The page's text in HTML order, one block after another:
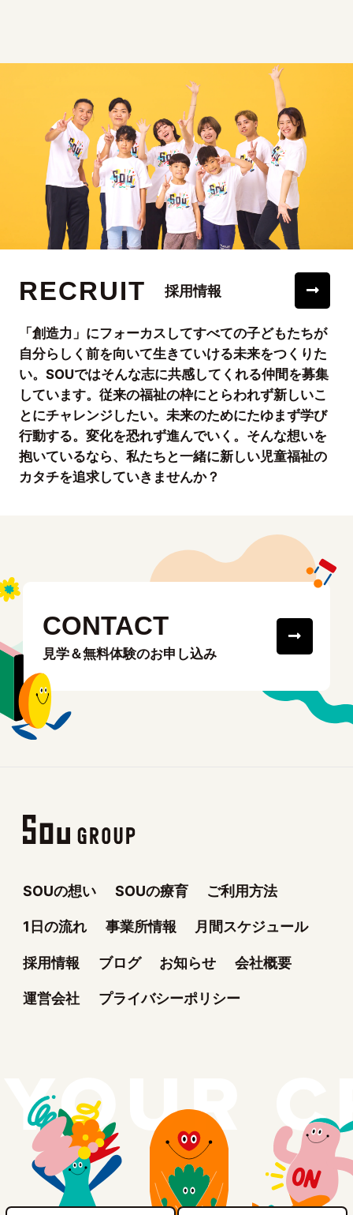
RECRUIT 採用情報
「創造力」にフォーカスしてすべての子どもたちが
自分らしく前を向いて生きていける未来をつくりた
い。SOUではそんな志に共感してくれる仲間を募集
しています。従来の福祉の枠にとらわれず新しいこ
とにチャレンジしたい。未来のためにたゆまず学び
行動する。変化を恐れず進んでいく。そんな想いを
抱いているなら、私たちと一緒に新しい児童福祉の
カタチを追求していきませんか？
CONTACT
見学＆無料体験のお申し込み
SOUの想い SOUの療育 ご利用方法
1日の流れ 事業所情報 月間スケジュール
採用情報 ブログ お知らせ 会社概要
運営会社 プライバシーポリシー